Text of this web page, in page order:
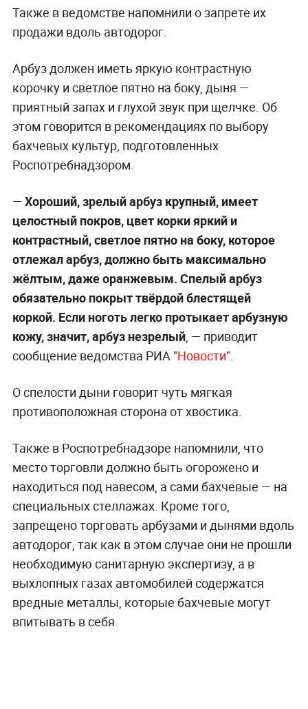
Также в ведомстве напомнили о запрете их
продажи вдоль автодорог.
Арбуз должен иметь яркую контрастную
корочку и светлое пятно на боку, дыня —
приятный запах и глухой звук при щелчке. Об
этом говорится в рекомендациях по выбору
бахчевых культур, подготовленных
Роспотребнадзором.
— Хороший, зрелый арбуз крупный, имеет
целостный покров, цвет корки яркий и
контрастный, светлое пятно на боку, которое
отлежал арбуз, должно быть максимально
жёлтым, даже оранжевым. Спелый арбуз
обязательно покрыт твёрдой блестящей
коркой. Если ноготь легко протыкает арбузную
кожу, значит, арбуз незрелый, — приводит
сообщение ведомства РИА "Новости".
О спелости дыни говорит чуть мягкая
противоположная сторона от хвостика.
Также в Роспотребнадзоре напомнили, что
место торговли должно быть огорожено и
находиться под навесом, а сами бахчевые — на
специальных стеллажах. Кроме того,
запрещено торговать арбузами и дынями вдоль
автодорог, так как в этом случае они не прошли
необходимую санитарную экспертизу, а в
выхлопных газах автомобилей содержатся
вредные металлы, которые бахчевые могут
впитывать в себя.